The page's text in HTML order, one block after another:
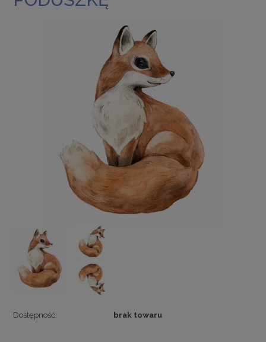
Dostępność: brak towaru